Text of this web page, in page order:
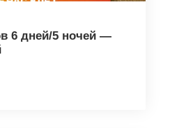
6 дней/5 ночей —